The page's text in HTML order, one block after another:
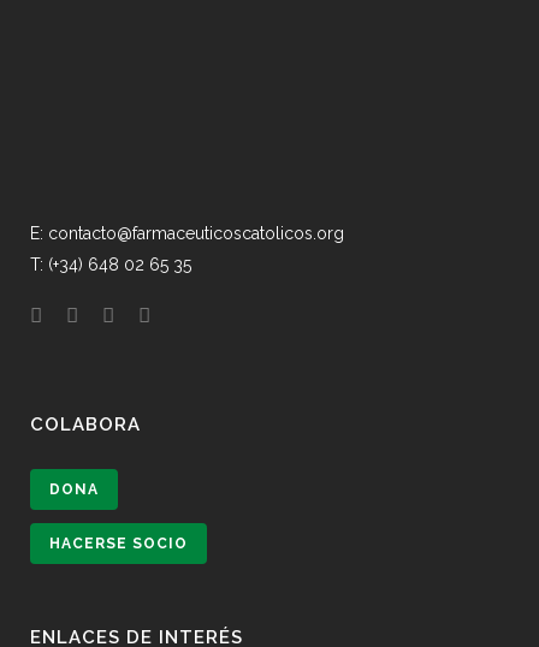
E: contacto@farmaceuticoscatolicos.org
T: (+34) 648 02 65 35
COLABORA
DONA
HACERSE SOCIO
ENLACES DE INTERÉS